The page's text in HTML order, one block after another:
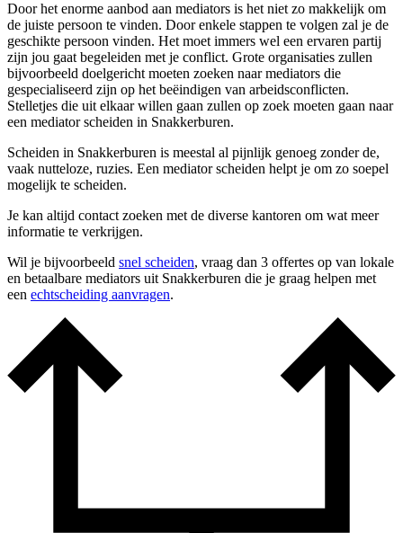
Door het enorme aanbod aan mediators is het niet zo makkelijk om
de juiste persoon te vinden. Door enkele stappen te volgen zal je de
geschikte persoon vinden. Het moet immers wel een ervaren partij
zijn jou gaat begeleiden met je conflict. Grote organisaties zullen
bijvoorbeeld doelgericht moeten zoeken naar mediators die
gespecialiseerd zijn op het beëindigen van arbeidsconflicten.
Stelletjes die uit elkaar willen gaan zullen op zoek moeten gaan naar
een mediator scheiden in Snakkerburen.
Scheiden in Snakkerburen is meestal al pijnlijk genoeg zonder de,
vaak nutteloze, ruzies. Een mediator scheiden helpt je om zo soepel
mogelijk te scheiden.
Je kan altijd contact zoeken met de diverse kantoren om wat meer
informatie te verkrijgen.
Wil je bijvoorbeeld snel scheiden, vraag dan 3 offertes op van lokale
en betaalbare mediators uit Snakkerburen die je graag helpen met
een echtscheiding aanvragen.